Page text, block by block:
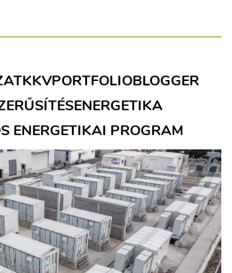
KKVPORTFOLIOBLOGGER
ENERGETIKA
ENERGETIKAI PROGRAM